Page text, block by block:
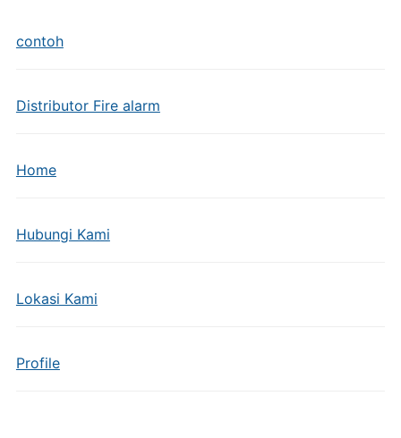
contoh
Distributor Fire alarm
Home
Hubungi Kami
Lokasi Kami
Profile